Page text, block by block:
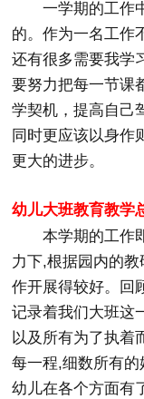
一学期的工作
的。作为一名工作
还有很多需要我学
要努力把每一节课
学契机，提高自己
同时更应该以身作
更大的进步。
幼儿大班教育教学
本学期的工作
力下,根据园内的
作开展得较好。回
记录着我们大班这
以及所有为了执着
每一程,细数所有
幼儿在各个方面有